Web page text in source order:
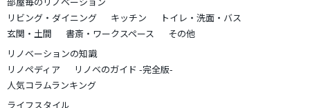
リビング・ダイニング
キッチン
トイレ・洗面・バス
玄関・土間
書斎・ワークスペース
その他
リノベーションの知識
リノペディア
リノベのガイド -完全版-
人気コラムランキング
ライフスタイル